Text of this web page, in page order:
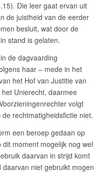
Die leer gaat ervan uit
de juistheid van de eerder
besluit, wat door de
stand is gelaten.
de dagvaarding
haar – mede in het
het Hof van Justitie van
Unierecht, daarmee
volgt
rechtmatigheidsfictie niet.
een beroep gedaan op
moment mogelijk nog wel
daarvan in strijd komt
niet gebruikt mogen